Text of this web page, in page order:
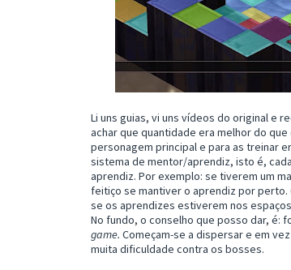
Li uns guias, vi uns vídeos do original e
achar que quantidade era melhor do
personagem principal e para as treinar
sistema de mentor/aprendiz, isto é,
aprendiz. Por exemplo: se tiverem um
feitiço se mantiver o aprendiz por perto.
se os aprendizes estiverem nos
No fundo, o conselho que posso dar, é:
game. Começam-se a dispersar e em
muita dificuldade contra os bosses.